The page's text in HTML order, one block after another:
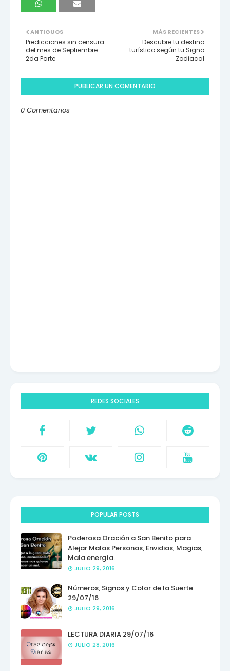
MÁS RECIENTES
Descubre tu destino
turístico según tu Signo
Zodiacal
ANTIGUOS
Predicciones sin censura
del mes de Septiembre
2da Parte
PUBLICAR UN COMENTARIO
0 Comentarios
REDES SOCIALES
POPULAR POSTS
Poderosa Oración a San Benito para
Alejar Malas Personas, Envidias, Magias,
Mala energía.
JULIO 29, 2016
Números, Signos y Color de la Suerte
29/07/16
JULIO 29, 2016
LECTURA DIARIA 29/07/16
JULIO 28, 2016